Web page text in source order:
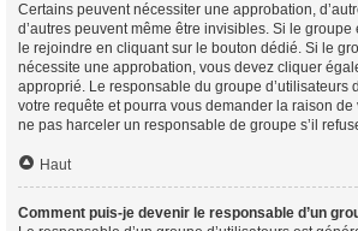
Certains peuvent nécessiter une approbation,
d’autres peuvent même être invisibles. Si le
le rejoindre en cliquant sur le bouton dédié. Si le
nécessite une approbation, vous devez cliquer
approprié. Le responsable du groupe d’utilisateurs
votre requête et pourra vous demander la raison de
ne pas harceler un responsable de groupe s’il
Haut
Comment puis-je devenir le responsable d’un